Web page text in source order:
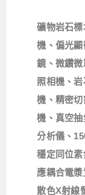
礦物岩石
機、偏光顯
鏡、微鑽微
照相機、
機、精密
機、 真空
分析儀、
穩定同位素
應耦合電
散色X射線